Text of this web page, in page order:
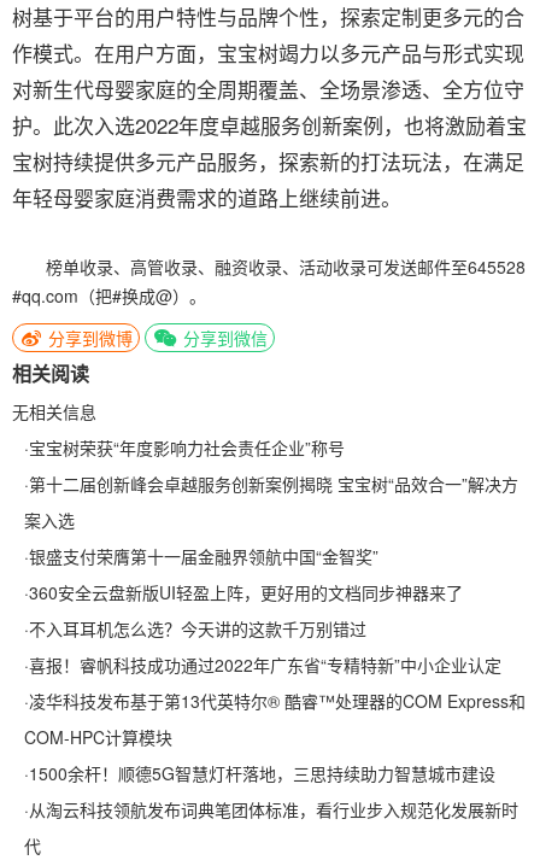
树基于平台的用户特性与品牌个性，探索定制更多元的合
作模式。在用户方面，宝宝树竭力以多元产品与形式实现
对新生代母婴家庭的全周期覆盖、全场景渗透、全方位守
护。此次入选2022年度卓越服务创新案例，也将激励着宝
宝树持续提供多元产品服务，探索新的打法玩法，在满足
年轻母婴家庭消费需求的道路上继续前进。
榜单收录、高管收录、融资收录、活动收录可发送邮件至645528
#qq.com（把#换成@）。
分享到微博
分享到微信
相关阅读
无相关信息
·宝宝树荣获“年度影响力社会责任企业”称号
·第十二届创新峰会卓越服务创新案例揭晓 宝宝树“品效合一”解决方
案入选
·银盛支付荣膺第十一届金融界领航中国“金智奖”
·360安全云盘新版UI轻盈上阵，更好用的文档同步神器来了
·不入耳耳机怎么选？今天讲的这款千万别错过
·喜报！睿帆科技成功通过2022年广东省“专精特新”中小企业认定
·凌华科技发布基于第13代英特尔® 酷睿™处理器的COM Express和
COM-HPC计算模块
·1500余杆！顺德5G智慧灯杆落地，三思持续助力智慧城市建设
·从淘云科技领航发布词典笔团体标准，看行业步入规范化发展新时
代